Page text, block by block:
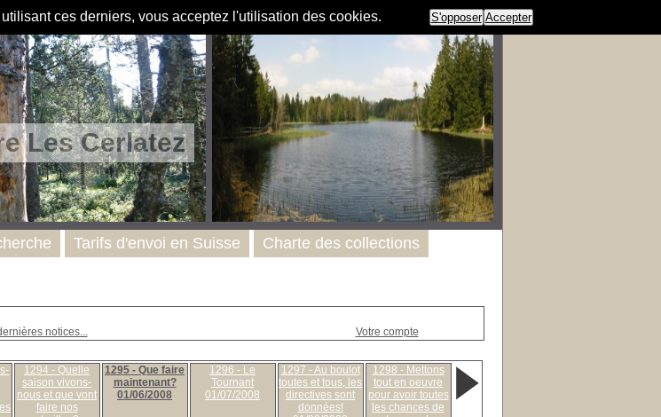
ces derniers, vous acceptez l'utilisation des cookies. S'opposer Accepter
Les Cerlatez
notices...
Votre compte
1294 - Quelle
saison vivons-
nous et que vont
faire nos
1295 - Que faire
maintenant?
01/06/2008
1296 - Le
Tournant
01/07/2008
1297 - Au boulot
toutes et tous, les
directives sont
données!
1298 - Mettons
tout en oeuvre
pour avoir toutes
les chances de
Tarifs d'envoi en Suisse Charte des collections